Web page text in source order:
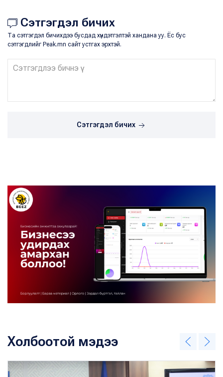
Сэтгэгдэл бичих
Та сэтгэгдэл бичихдээ бусдад хүндэтгэлтэй хандана уу. Ёс бус
сэтгэгдлийг Peak.mn сайт устгах эрхтэй.
Сэтгэгдэл бичих
Холбоотой мэдээ